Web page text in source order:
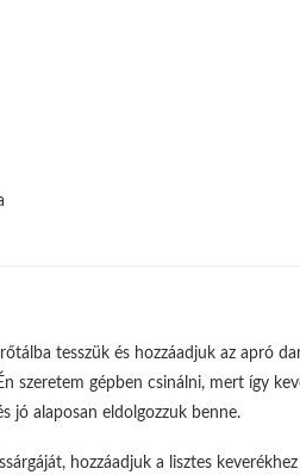
tesszük és hozzáadjuk az apró
szeretem gépben csinálni, mert így
jó alaposan eldolgozzuk benne.
hozzáadjuk a lisztes